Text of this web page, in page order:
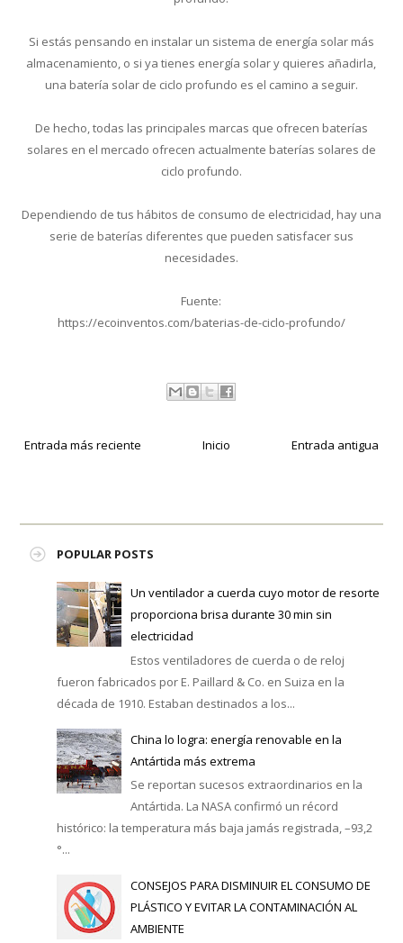
Si estás pensando en instalar un sistema de energía solar más
almacenamiento, o si ya tienes energía solar y quieres añadirla,
una batería solar de ciclo profundo es el camino a seguir.
De hecho, todas las principales marcas que ofrecen baterías
solares en el mercado ofrecen actualmente baterías solares de
ciclo profundo.
Dependiendo de tus hábitos de consumo de electricidad, hay una
serie de baterías diferentes que pueden satisfacer sus
necesidades.
Fuente:
https://ecoinventos.com/baterias-de-ciclo-profundo/
Entrada más reciente Entrada antigua
Inicio
POPULAR POSTS
Un ventilador a cuerda cuyo motor de resorte
proporciona brisa durante 30 min sin
electricidad
Estos ventiladores de cuerda o de reloj
fueron fabricados por E. Paillard & Co. en Suiza en la
década de 1910. Estaban destinados a los...
China lo logra: energía renovable en la
Antártida más extrema
Se reportan sucesos extraordinarios en la
Antártida. La NASA confirmó un récord
histórico: la temperatura más baja jamás registrada, –93,2
°...
CONSEJOS PARA DISMINUIR EL CONSUMO DE
PLÁSTICO Y EVITAR LA CONTAMINACIÓN AL
AMBIENTE